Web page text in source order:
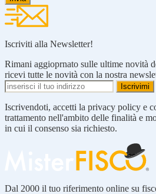
Iscriviti alla Newsletter!
Rimani aggioprnato sulle ultime novità
ricevi tutte le novità con la nostra
Iscrivendoti, accetti la privacy policy e
trattamento nell'ambito delle finalità e
in cui il consenso sia richiesto.
Dal 2000 il tuo riferimento online su